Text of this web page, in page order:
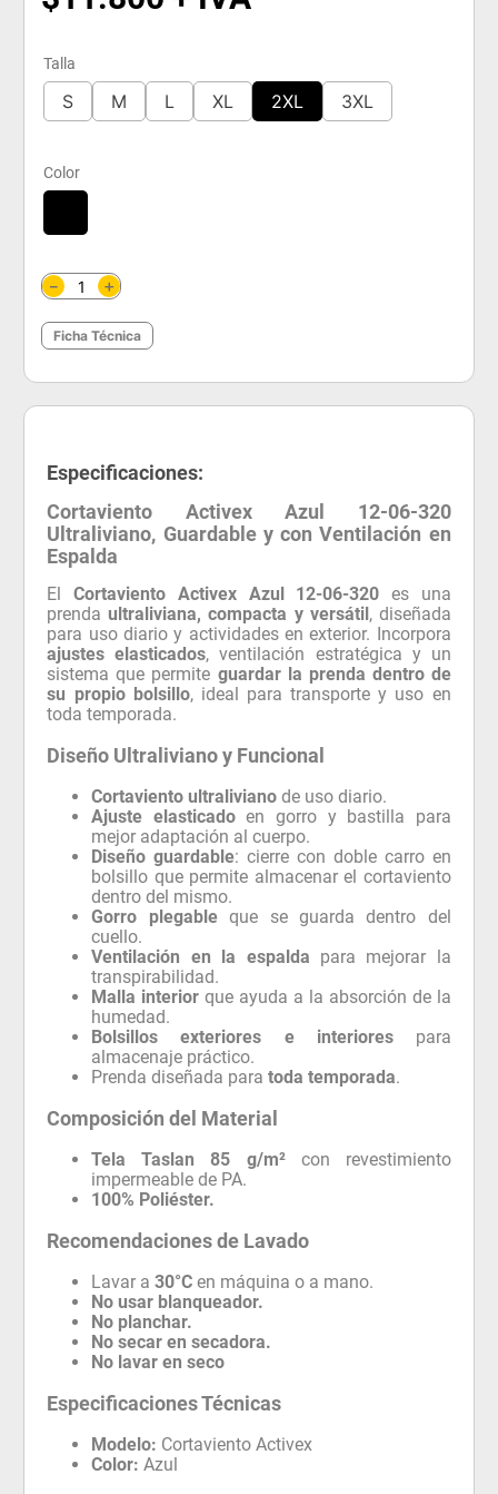
Talla
S M L XL 2XL 3XL
Color
＋
－
Ficha Técnica
Especificaciones:
Cortaviento Activex Azul 12-06-320
Ultraliviano, Guardable y con Ventilación en
Espalda
ElCortaviento Activex Azul 12-06-320 es una
prendaultraliviana, compacta y versátil, diseñada
para uso diario y actividades en exterior. Incorpora
ajustes elasticados, ventilación estratégica y un
sistema que permite guardar la prenda dentro de
su propio bolsillo, ideal para transporte y uso en
toda temporada.
Diseño Ultraliviano y Funcional
Cortaviento ultraliviano de uso diario.
Ajuste elasticadoen gorro y bastilla para
mejor adaptación al cuerpo.
Diseño guardable: cierre con doble carro en
bolsillo que permite almacenar el cortaviento
dentro del mismo.
Gorro plegableque se guarda dentro del
cuello.
Ventilación en la espalda para mejorar la
transpirabilidad.
Malla interior que ayuda a la absorción de la
humedad.
Bolsillos exteriores e interiorespara
almacenaje práctico.
Prenda diseñada paratoda temporada.
Composición del Material
Tela Taslan 85 g/m²con revestimiento
impermeable de PA.
100% Poliéster.
Recomendaciones de Lavado
Lavar a30°C en máquina o a mano.
No usar blanqueador.
No planchar.
No secar en secadora.
No lavar en seco
Especificaciones Técnicas
Modelo: Cortaviento Activex
Color: Azul